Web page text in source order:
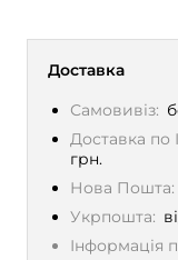
Доставка
Самовивіз:
Доставка по
грн.
Нова Пошта:
Укрпошта:
Інформація